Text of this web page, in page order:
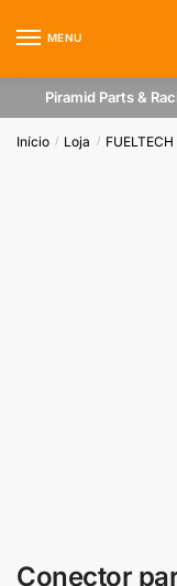
MENU
Piramid Parts &
Início / Loja / FUELTECH
Conector